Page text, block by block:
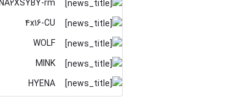
rm
4x16-CU
WOLF
MINK
HYENA